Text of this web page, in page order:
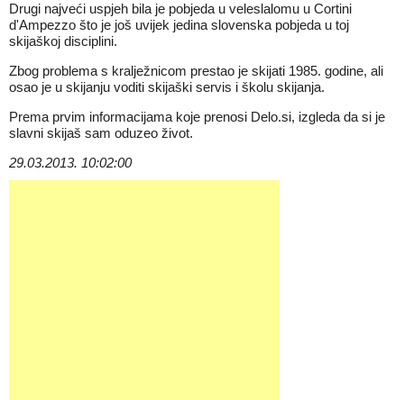
Drugi najveći uspjeh bila je pobjeda u veleslalomu u Cortini
d'Ampezzo što je još uvijek jedina slovenska pobjeda u toj
skijaškoj disciplini.
Zbog problema s kralježnicom prestao je skijati 1985. godine, ali
osao je u skijanju voditi skijaški servis i školu skijanja.
Prema prvim informacijama koje prenosi Delo.si, izgleda da si je
slavni skijaš sam oduzeo život.
29.03.2013. 10:02:00